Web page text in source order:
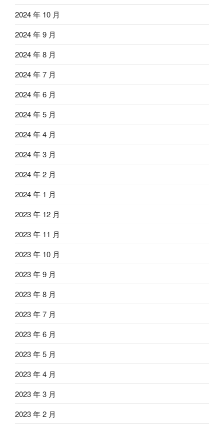
2024 年 10 月
2024 年 9 月
2024 年 8 月
2024 年 7 月
2024 年 6 月
2024 年 5 月
2024 年 4 月
2024 年 3 月
2024 年 2 月
2024 年 1 月
2023 年 12 月
2023 年 11 月
2023 年 10 月
2023 年 9 月
2023 年 8 月
2023 年 7 月
2023 年 6 月
2023 年 5 月
2023 年 4 月
2023 年 3 月
2023 年 2 月